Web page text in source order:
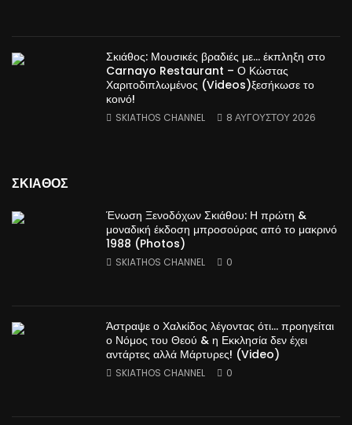
Σκιάθος: Μουσικές βραδιές με… έκπληξη στο
Carnayo Restaurant – Ο Κώστας
Χαριτοδιπλωμένος (Videos)ξεσήκωσε το
κοινό!
SKIATHOS CHANNEL 8 ΑΥΓΟΎΣΤΟΥ 2026
ΣΚΙΑΘΟΣ
Ένωση Ξενοδόχων Σκιάθου: Η πρώτη &
μοναδική έκδοση μπροσούρας από το μακρινό
1988 (Photos)
SKIATHOS CHANNEL 0
Άστραψε ο Χαλκίδος λέγοντας ότι… προηγείται
ο Νόμος του Θεού & η Εκκλησία δεν έχει
αντάρτες αλλά Μάρτυρες! (Video)
SKIATHOS CHANNEL 0